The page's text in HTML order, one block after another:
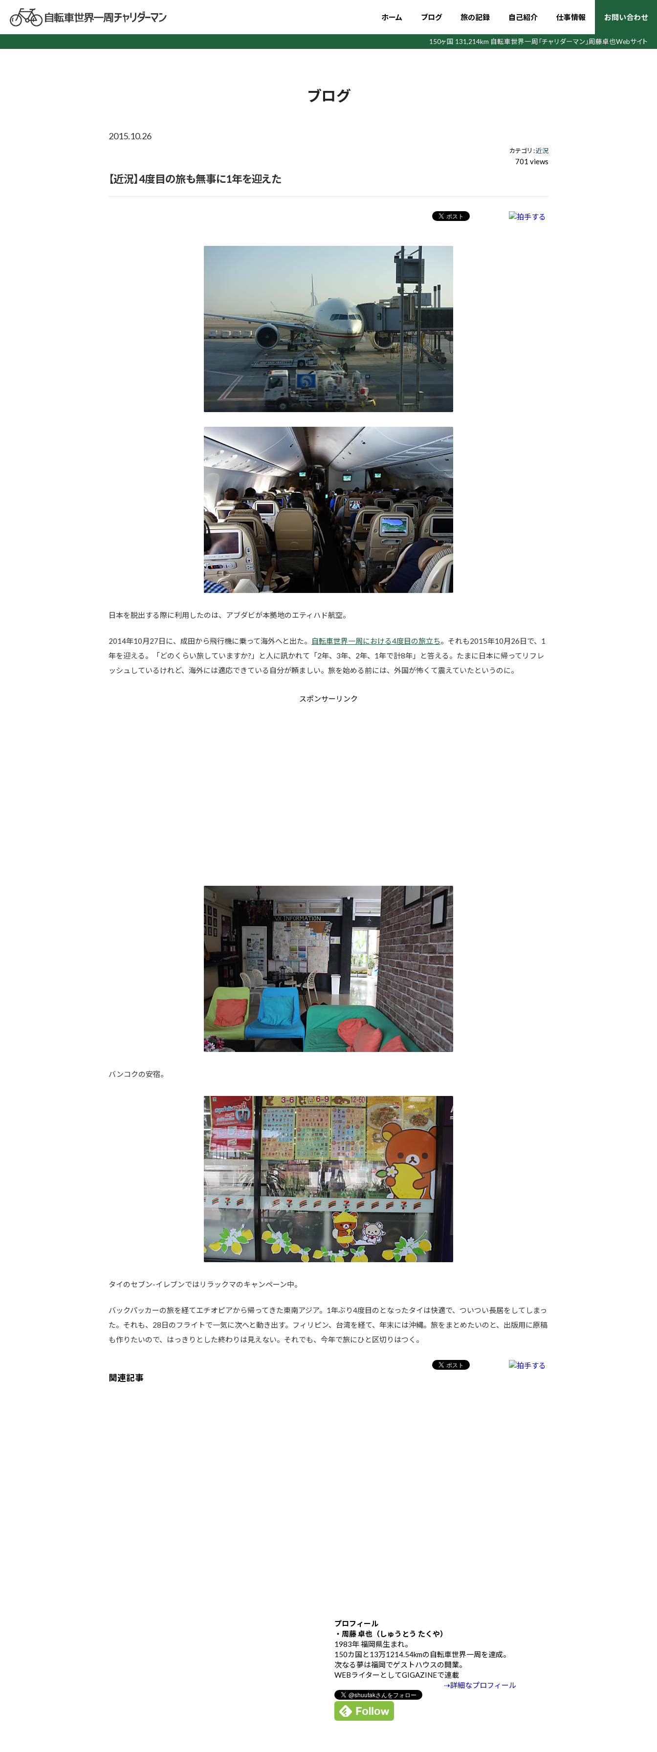
ホーム ブログ 旅の記録 自己紹介 仕事情報 お問い合わせ
150ヶ国 131,214km 自転車世界一周 「チャリダーマン」周藤卓也Webサイト
ブログ
2015.10.26
カテゴリ :近況
701 views
【近況】4度目の旅も無事に1年を迎えた
日本を脱出する際に利用したのは、アブダビが本拠地のエティハド航空。
2014年10月27日に、成田から飛行機に乗って海外へと出た。 自転車世界一周における4度目の旅立ち。それも2015年10月26日で、1
年を迎える。「どのくらい旅していますか?」と人に訊かれて「2年、3年、2年、1年で計8年」と答える。たまに日本に帰ってリフレ
ッシュしているけれど、海外には適応できている自分が頼ましい。旅を始める前には、外国が怖くて震えていたというのに。
スポンサーリンク
バンコクの安宿。
タイのセブン-イレブンではリラックマのキャンペーン中。
バックパッカーの旅を経てエチオピアから帰ってきた東南アジア。1年ぶり4度目のとなったタイは快適で、ついつい長居をしてしまっ
た。それも、28日のフライトで一気に次へと動き出す。フィリピン、台湾を経て、年末には沖縄。旅をまとめたいのと、出版用に原稿
も作りたいので、はっきりとした終わりは見えない。それでも、今年で旅にひと区切りはつく。
関連記事
プロフィール
・周藤 卓也（しゅうとう たくや）
1983年 福岡県生まれ。
150カ国と13万1214.54kmの自転車世界一周を達成。
次なる夢は福岡でゲストハウスの開業。
WEBライターとしてGIGAZINEで連載
⇢詳細なプロフィール